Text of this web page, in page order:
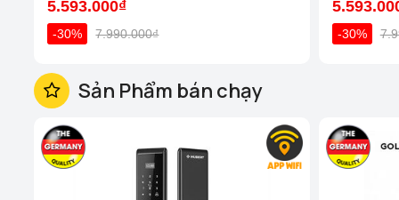
5.593.000₫
-30% 7.990.000₫ -30%
Sản Phẩm bán chạy